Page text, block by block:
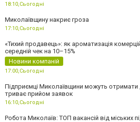
18:10, Сьогодні
Миколаївщину накриє гроза
17:10, Сьогодні
«Тихий продавець»: як ароматизація
середній чек на 10–15%
Новини компаній
17:00, Сьогодні
Підприємці Миколаївщини можуть отримати
триває прийом заявок
16:10, Сьогодні
Робота Миколаїв: ТОП вакансій від міських